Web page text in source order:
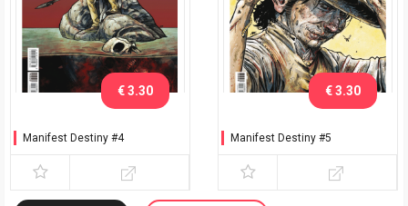
Manifest Destiny #4
€ 3.30
Manifest Destiny #5
€ 3.30